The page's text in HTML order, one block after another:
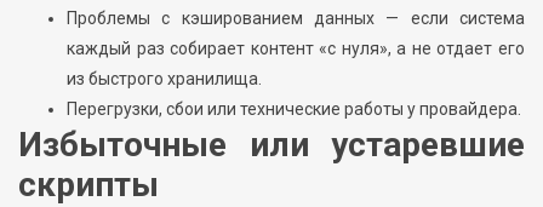
Проблемы с кэшированием данных — если система
каждый раз собирает контент «с нуля», а не отдает его
из быстрого хранилища.
Перегрузки, сбои или технические работы у провайдера.
Избыточные или устаревшие
скрипты